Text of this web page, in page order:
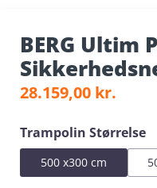
BERG Ultim
Almindelig pris:
28.159,00 kr.
Vælg
Trampolin Størrelse
500 x300 cm